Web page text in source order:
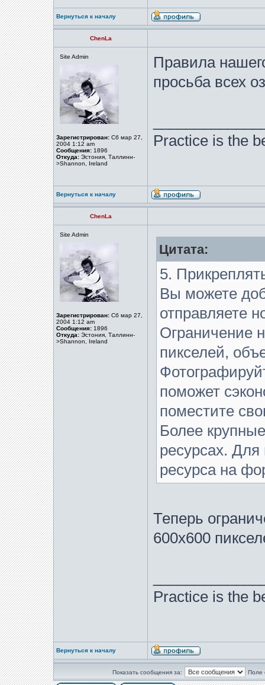
Вернуться к началу
ChenLa
Site Admin
Зарегистрирован: Сб мар 27,
2004 1:12 am
Сообщения: 1896
Откуда: Эстония, Таллинн-
>Shannon, Ireland
Правила
просьба всех
Practice is the
Вернуться к началу
ChenLa
Site Admin
Зарегистрирован: Сб мар 27,
2004 1:12 am
Сообщения: 1896
Откуда: Эстония, Таллинн-
>Shannon, Ireland
Цитата:
5.
Вы можете
отправляете
Ограничение
пикселей,
поможет
поместите
Более
ресурсах. Для
ресурса на
Теперь
600х600
Practice is the
Вернуться к началу
Показать сообщения за: Поле